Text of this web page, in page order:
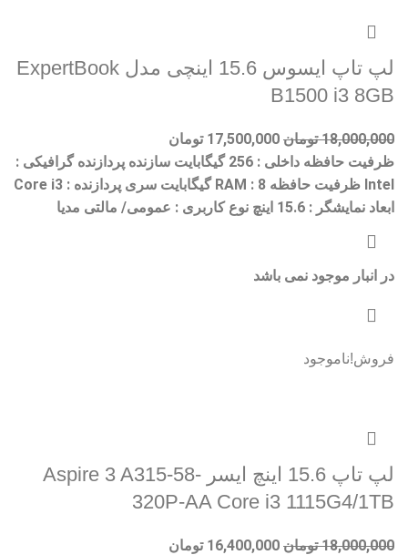
لپ تاپ ایسوس 15.6 اینچی مدل ExpertBook
B1500 i3 8GB
18,000,000 تومان 17,500,000 تومان
ظرفیت حافظه داخلی : 256 گیگابایت سازنده پردازنده گرافیکی :
Intel ظرفیت حافظه RAM : 8 گیگابایت سری پردازنده : Core i3
ابعاد نمایشگر : 15.6 اینچ نوع کاربری : عمومی/ مالتی مدیا
در انبار موجود نمی باشد
فروش!ناموجود
لپ تاپ 15.6 اینچ ایسر Aspire 3 A315-58-
320P-AA Core i3 1115G4/1TB
18,000,000 تومان 16,400,000 تومان